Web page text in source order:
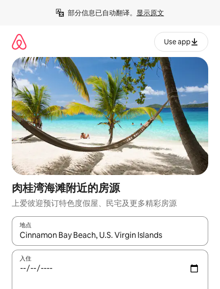
部分信息已自动翻译。 显示原文
Use app
肉桂湾海滩附近的房源
上爱彼迎预订特色度假屋、民宅及更多精彩房源
地点
如有搜索结果，请使用上下方向键查看，或通过点击或滑动手势
入住